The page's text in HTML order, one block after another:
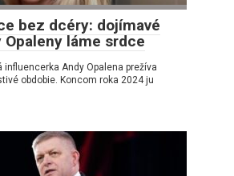
bez dcéry: dojímavé
Opaleny láme srdce
Andy Opalena prežíva
obdobie. Koncom roka 2024 ju